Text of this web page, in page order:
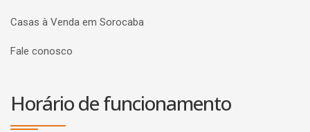
Casas à Venda em Sorocaba
Fale conosco
Horário de funcionamento